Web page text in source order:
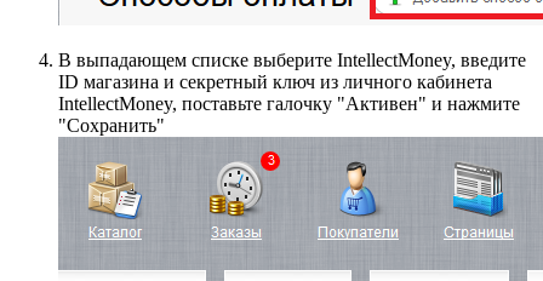
В выпадающем списке выберите IntellectMoney, введите
ID магазина и секретный ключ из личного кабинета
IntellectMoney, поставьте галочку "Активен" и нажмите
"Сохранить"